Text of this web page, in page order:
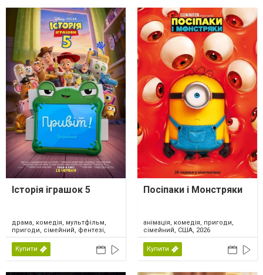
Історія іграшок 5
драма, комедія, мультфільм,
пригоди, сімейний, фентезі,
США, 2026
Купити
Посіпаки і Монстряки
анімація, комедія, пригоди,
сімейний, США, 2026
Купити